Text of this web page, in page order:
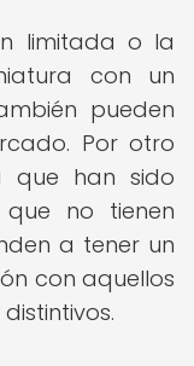
limitada o la
con un
pueden
Por otro
que han sido
no tienen
a tener un
con aquellos